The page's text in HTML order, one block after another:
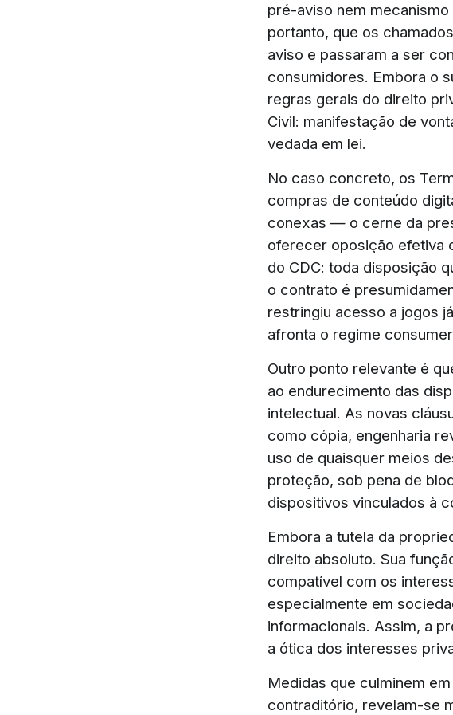
pré-aviso nem
portanto, que os
aviso e passaram a ser
consumidores. Embora o
regras gerais do direito
Civil: manifestação de
vedada em lei.
No caso concreto, os
compras de conteúdo
conexas — o cerne da
oferecer oposição efetiva
do CDC: toda disposição
o contrato é
restringiu acesso a jogos
afronta o regime
Outro ponto relevante é
ao endurecimento das
intelectual. As novas
como cópia, engenharia
uso de quaisquer meios
proteção, sob pena de
dispositivos vinculados à
Embora a tutela da
direito absoluto. Sua
compatível com os
especialmente em
informacionais. Assim, a
a ótica dos interesses
Medidas que culminem
contraditório, revelam-se